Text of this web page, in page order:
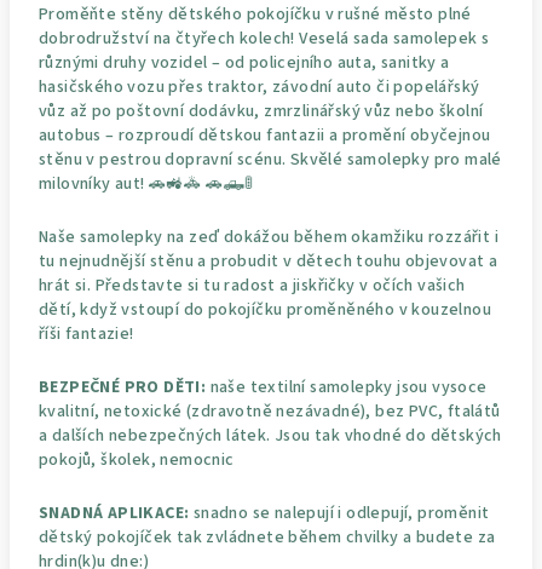
Proměňte stěny dětského pokojíčku v rušné město plné
dobrodružství na čtyřech kolech! Veselá sada samolepek s
různými druhy vozidel – od policejního auta, sanitky a
hasičského vozu přes traktor, závodní auto či popelářský
vůz až po poštovní dodávku, zmrzlinářský vůz nebo školní
autobus – rozproudí dětskou fantazii a promění obyčejnou
stěnu v pestrou dopravní scénu. Skvělé samolepky pro malé
milovníky aut! 🚗🚜🚓 🚗🛻🚦
Naše samolepky na zeď dokážou během okamžiku rozzářit i
tu nejnudnější stěnu a probudit v dětech touhu objevovat a
hrát si. Představte si tu radost a jiskřičky v očích vašich
dětí, když vstoupí do pokojíčku proměněného v kouzelnou
říši fantazie!
BEZPEČNÉ PRO DĚTI: naše textilní samolepky jsou vysoce
kvalitní, netoxické (zdravotně nezávadné), bez PVC, ftalátů
a dalších nebezpečných látek. Jsou tak vhodné do dětských
pokojů, školek, nemocnic
SNADNÁ APLIKACE: snadno se nalepují i odlepují, proměnit
dětský pokojíček tak zvládnete během chvilky a budete za
hrdin(k)u dne:)